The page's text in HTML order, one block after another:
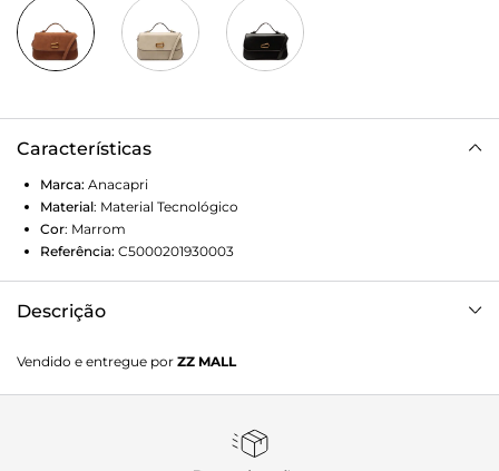
Características
Marca: Anacapri
Material: Material Tecnológico
Cor: Marrom
Referência: C5000201930003
Descrição
marrom. O modelo em camurça, possui shape retangular e
estruturado. No tamanho P, traz alça longa transversal
e bolsinho na parte interna. Com detalhe de acabamentos a
Vendido e entregue por ZZ MALL